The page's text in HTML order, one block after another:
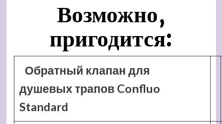
Возможно,
пригодится:
Обратный клапан для
душевых трапов Confluo
Standard